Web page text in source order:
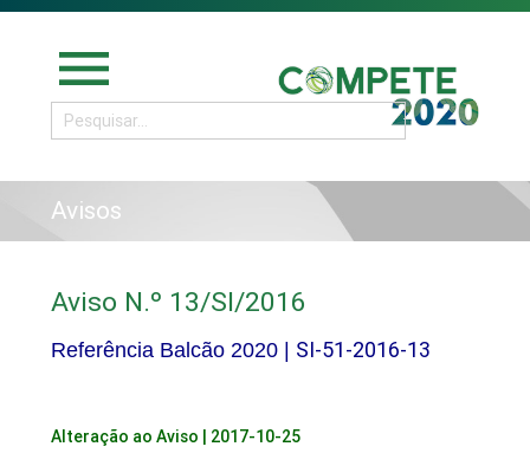
menu
Avisos
Aviso N.º 13/SI/2016
Referência Balcão 2020 | SI-51-2016-13
Alteração ao Aviso | 2017-10-25